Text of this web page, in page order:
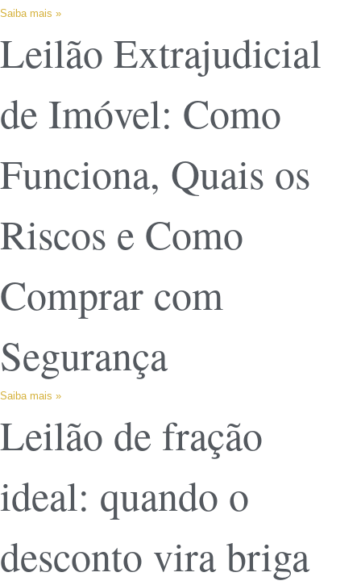
Saiba mais »
Leilão Extrajudicial
de Imóvel: Como
Funciona, Quais os
Riscos e Como
Comprar com
Segurança
Saiba mais »
Leilão de fração
ideal: quando o
desconto vira briga